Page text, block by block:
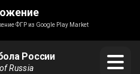
ФГР из Google Play Market
России
Russia